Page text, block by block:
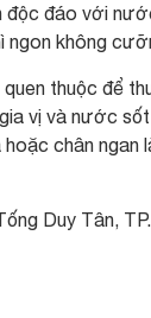
độc đáo với
ngon không
thuộc để
vị và nước
hoặc chân
Duy Tân,